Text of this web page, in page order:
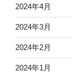
2024年4月
2024年3月
2024年2月
2024年1月